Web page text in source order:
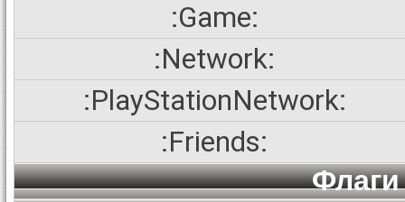
:Game:
:Network:
:PlayStationNetwork:
:Friends:
Флаги